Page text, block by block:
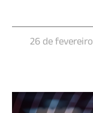
26 de fevereiro